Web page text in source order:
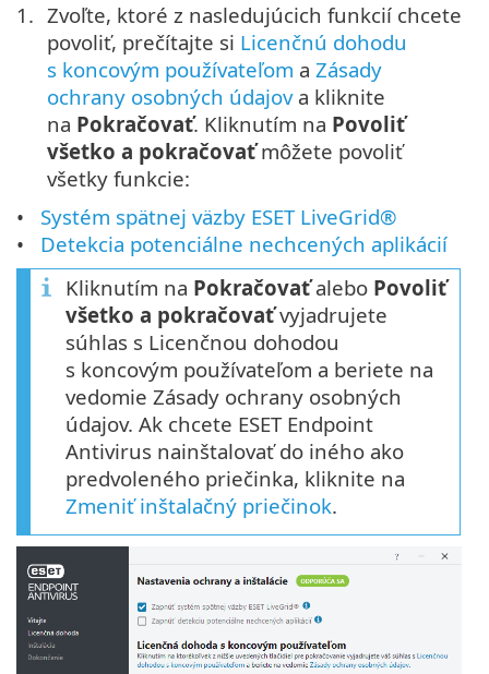
Zvoľte, ktoré z nasledujúcich funkcií chcete
povoliť, prečítajte si Licenčnú dohodu
s koncovým používateľom a Zásady
ochrany osobných údajova kliknite
na Pokračovať. Kliknutím na Povoliť
všetko a pokračovaťmôžete povoliť
všetky funkcie:
Systém spätnej väzby ESET LiveGrid®
Detekcia potenciálne nechcených aplikácií
Kliknutím na Pokračovaťalebo Povoliť
všetko a pokračovaťvyjadrujete
súhlas s Licenčnou dohodou
s koncovým používateľom a beriete na
vedomie Zásady ochrany osobných
údajov. Ak chcete ESET Endpoint
Antivirus nainštalovať do iného ako
predvoleného priečinka, kliknite na
Zmeniť inštalačný priečinok.